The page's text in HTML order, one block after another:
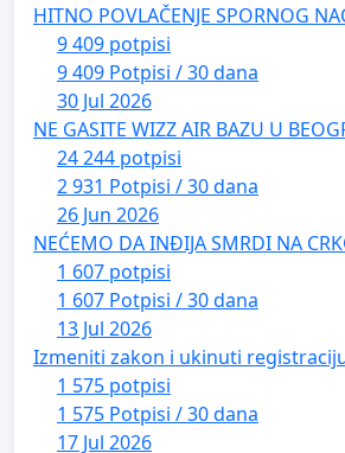
HITNO POVLAČENJE SPORNOG
9 409 potpisi
9 409 Potpisi / 30 dana
30 Jul 2026
NE GASITE WIZZ AIR BAZU U
24 244 potpisi
2 931 Potpisi / 30 dana
26 Jun 2026
NEĆEMO DA INĐIJA SMRDI NA
1 607 potpisi
1 607 Potpisi / 30 dana
13 Jul 2026
Izmeniti zakon i ukinuti
1 575 potpisi
1 575 Potpisi / 30 dana
17 Jul 2026